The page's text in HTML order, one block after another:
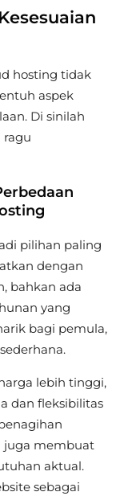
hosting tidak
aspek
Di sinilah
ragu
pilihan paling
dengan
bahkan ada
yang
bagi pemula,
lebih tinggi,
dan fleksibilitas
juga membuat
aktual.
sebagai